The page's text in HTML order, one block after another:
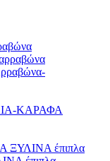
ΚΑΡΑΦΑ
έπιπλα